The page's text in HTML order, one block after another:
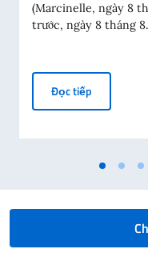
(Marcinelle, ngày 8
trước, ngày 8 tháng
Đọc tiếp